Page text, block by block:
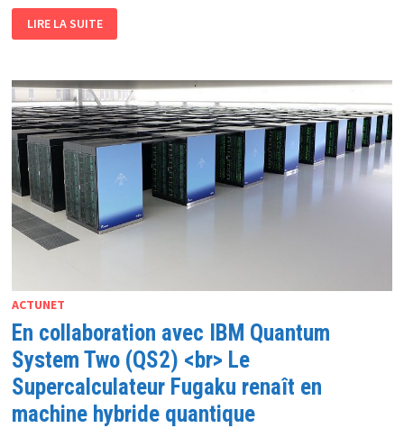
MARCHÉ
DES
EN
2025
<BR>
NAVIGUER
ENTRE
TENDANCES
CLASSIQUES,
GUERRES
COMMERCIALES
ET
L’EXPLOSION
DE
L’IA
LIRE LA SUITE
ACTUNET
En collaboration avec IBM Quantum
System Two (QS2) <br> Le
Supercalculateur Fugaku renaît en
machine hybride quantique